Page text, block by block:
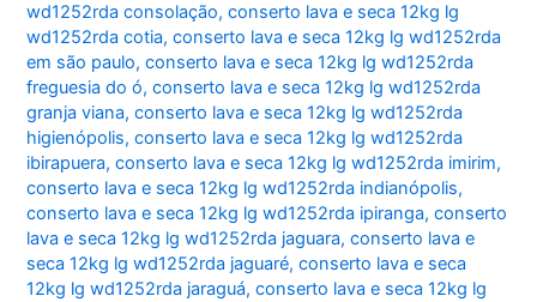
wd1252rda consolação,conserto lava e seca 12kg lg
wd1252rda cotia,conserto lava e seca 12kg lg wd1252rda
em são paulo,conserto lava e seca 12kg lg wd1252rda
freguesia do ó,conserto lava e seca 12kg lg wd1252rda
granja viana,conserto lava e seca 12kg lg wd1252rda
higienópolis,conserto lava e seca 12kg lg wd1252rda
ibirapuera,conserto lava e seca 12kg lg wd1252rda imirim,
conserto lava e seca 12kg lg wd1252rda indianópolis,
conserto lava e seca 12kg lg wd1252rda ipiranga,conserto
lava e seca 12kg lg wd1252rda jaguara,conserto lava e
seca 12kg lg wd1252rda jaguaré,conserto lava e seca
12kg lg wd1252rda jaraguá,conserto lava e seca 12kg lg